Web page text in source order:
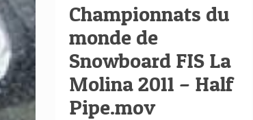
Championnats du
monde de
Snowboard FIS La
Molina 2011 – Half
Pipe.mov